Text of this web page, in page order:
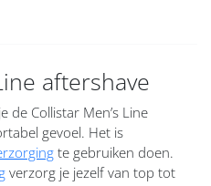
aftershave
de Collistar Men’s Line
gevoel. Het is
te gebruiken doen.
verzorg je jezelf van top tot